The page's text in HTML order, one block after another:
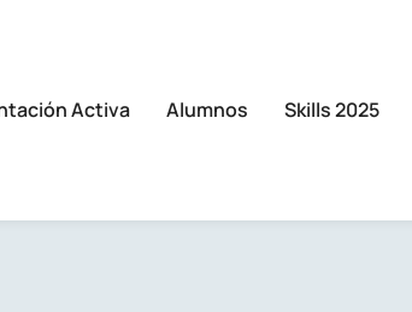
Activa Alumnos Skills 2025